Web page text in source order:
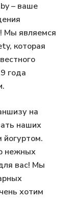
– ваше
Мы являемся
которая
года
на
наших
нежных
вас! Мы
хотим